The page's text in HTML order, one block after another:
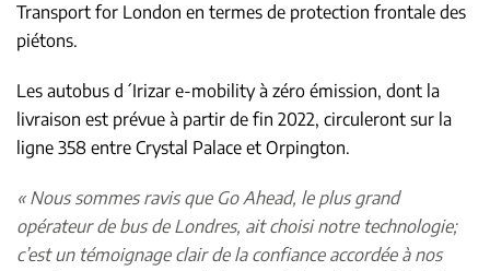
Transport for London en termes de protection frontale des
piétons.
Les autobus d´Irizar e-mobility à zéro émission, dont la
livraison est prévue à partir de fin 2022, circuleront sur la
ligne 358 entre Crystal Palace et Orpington.
« Nous sommes ravis que Go Ahead, le plus grand
opérateur de bus de Londres, ait choisi notre technologie;
c’est un témoignage clair de la confiance accordée à nos